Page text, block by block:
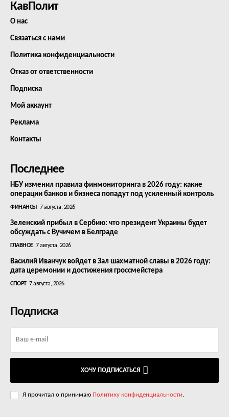
КавПолит
О нас
Связаться с нами
Политика конфиденциальности
Отказ от ответственности
Подписка
Мой аккаунт
Реклама
Контакты
Последнее
НБУ изменил правила финмониторинга в 2026 году: какие
операции банков и бизнеса попадут под усиленный контроль
ФИНАНСЫ 7 августа, 2026
Зеленский прибыл в Сербию: что президент Украины будет
обсуждать с Вучичем в Белграде
ГЛАВНОЕ 7 августа, 2026
Василий Иванчук войдет в Зал шахматной славы в 2026 году:
дата церемонии и достижения гроссмейстера
СПОРТ 7 августа, 2026
Подписка
ХОЧУ ПОДПИСАТЬСЯ
Я прочитал о принимаю Политику конфиденциальности.